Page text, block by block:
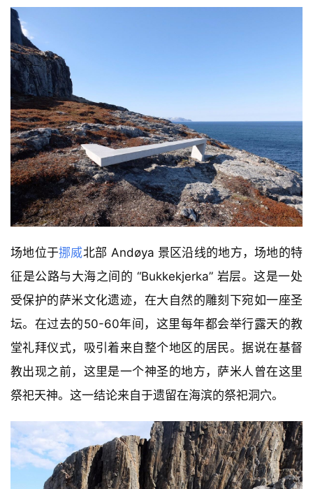
场地位于挪威北部 Andøya 景区沿线的地方，场地的特
征是公路与大海之间的 “Bukkekjerka” 岩层。这是一处
受保护的萨米文化遗迹，在大自然的雕刻下宛如一座圣
坛。在过去的50-60年间，这里每年都会举行露天的教
堂礼拜仪式，吸引着来自整个地区的居民。据说在基督
教出现之前，这里是一个神圣的地方，萨米人曾在这里
祭祀天神。这一结论来自于遗留在海滨的祭祀洞穴。